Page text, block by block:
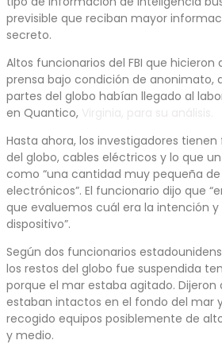
previsible que reciban mayor
secreto.
Altos funcionarios del FBI que hicieron
prensa bajo condición de anonimato,
partes del globo habían llegado al
en Quantico,
Hasta ahora, los investigadores
del globo, cables eléctricos y lo que
como “una cantidad muy pequeña
electrónicos”. El funcionario dijo que
que evaluemos cuál era la intención
dispositivo”.
Según dos funcionarios
los restos del globo fue suspendida
porque el mar estaba agitado. Dijeron
estaban intactos en el fondo del mar
recogido equipos posiblemente de
y medio.